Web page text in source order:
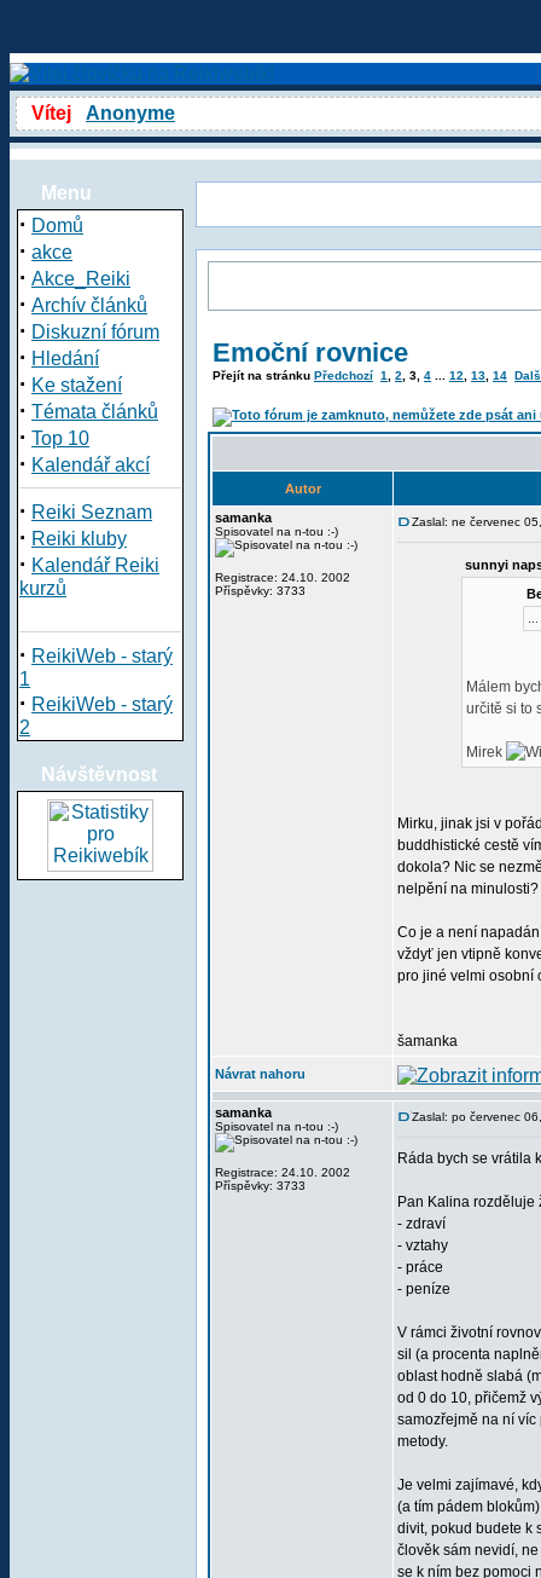
Vítej Anonyme
Menu
· Domů
· akce
· Akce_Reiki
· Archív článků
· Diskuzní fórum
· Hledání
· Ke stažení
· Témata článků
· Top 10
· Kalendář akcí
· Reiki Seznam
· Reiki kluby
· Kalendář Reiki
kurzů
· ReikiWeb - starý
1
· ReikiWeb - starý
2
Návštěvnost
Emoční rovnice
Přejít na stránku Předchozí 1 2 3 4 12 13 14
Autor
samanka
Spisovatel na n-tou :-)
Registrace: 24.10. 2002
Příspěvky: 3733
Zaslal: ne červenec
sunnyi
Málem
určitě si to
Mirek
Mirku, jinak jsi v
buddhistické cestě
dokola? Nic se
nelpění na minulosti?
Co je a není
vždyť jen vtipně
pro jiné velmi osobní
šamanka
Návrat nahoru
samanka
Spisovatel na n-tou :-)
Registrace: 24.10. 2002
Příspěvky: 3733
Zaslal: po červenec
Ráda bych se vrátila
Pan Kalina rozděluje
- zdraví
- vztahy
- práce
- peníze
V rámci životní
sil (a procenta
oblast hodně slabá
od 0 do 10, přičemž
samozřejmě na ní víc
metody.
Je velmi zajímavé,
(a tím pádem
divit, pokud budete k
člověk sám nevidí,
se k ním bez pomoci